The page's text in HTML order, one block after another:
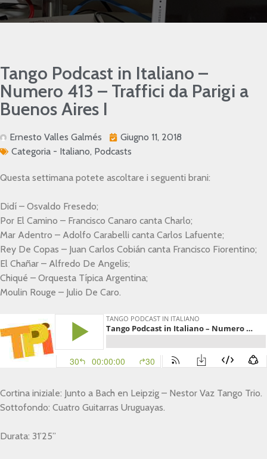
Tango Podcast in Italiano –
Numero 413 – Traffici da Parigi a
Buenos Aires I
Ernesto Valles Galmés
Giugno 11, 2018
Categoria - Italiano, Podcasts
Questa settimana potete ascoltare i seguenti brani:
Didí – Osvaldo Fresedo;
Por El Camino – Francisco Canaro canta Charlo;
Mar Adentro – Adolfo Carabelli canta Carlos Lafuente;
Rey De Copas – Juan Carlos Cobián canta Francisco Fiorentino;
El Chañar – Alfredo De Angelis;
Chiqué – Orquesta Típica Argentina;
Moulin Rouge – Julio De Caro.
Cortina iniziale: Junto a Bach en Leipzig – Nestor Vaz Tango Trio.
Sottofondo: Cuatro Guitarras Uruguayas.
Durata: 31’25”